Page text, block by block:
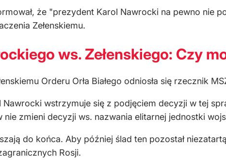
że "prezydent Karol Nawrocki na pewno nie
Zełenskiemu.
ws. Zełenskiego: Czy
Orderu Orła Białego odniosła się rzecznik
wstrzymuje się z podjęciem decyzji w tej
nie zmieni decyzji ws. nazwania elitarnej jednostki
do końca. Aby później ślad ten pozostał
Rosji.